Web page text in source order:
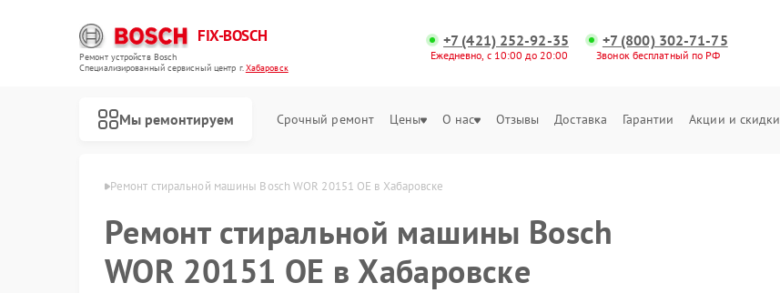
FIX-BOSCH
Ремонт устройств Bosch
Специализированный cервисный центр г.Хабаровск
+7 (421) 252-92-35
Ежедневно, с 10:00 до 20:00
+7 (800) 302-71-75
Звонок бесплатный по РФ
Мы ремонтируем Срочный ремонт Цены О нас Отзывы Доставка Гарантии Акции и скидки
Ремонт стиральной машины Bosch WOR 20151 OE в Хабаровске
Ремонт стиральной машины Bosch
WOR 20151 OE в Хабаровске